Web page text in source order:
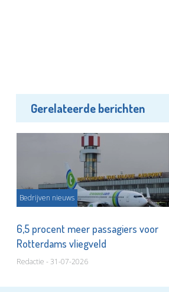
Gerelateerde berichten
Bedrijven nieuws
6,5 procent meer passagiers voor
Rotterdams vliegveld
Redactie - 31-07-2026